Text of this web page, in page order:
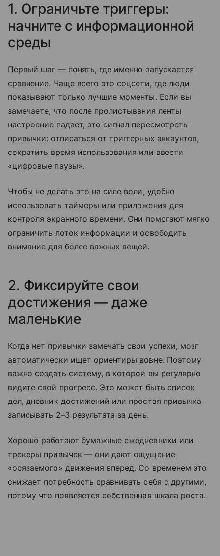
1. Ограничьте триггеры:
начните с информационной
среды
Первый шаг — понять, где именно запускается
сравнение. Чаще всего это соцсети, где люди
показывают только лучшие моменты. Если вы
замечаете, что после пролистывания ленты
настроение падает, это сигнал пересмотреть
привычки: отписаться от триггерных аккаунтов,
сократить время использования или ввести
«цифровые паузы».
Чтобы не делать это на силе воли, удобно
использовать таймеры или приложения для
контроля экранного времени. Они помогают мягко
ограничить поток информации и освободить
внимание для более важных вещей.
2. Фиксируйте свои
достижения — даже
маленькие
Когда нет привычки замечать свои успехи, мозг
автоматически ищет ориентиры вовне. Поэтому
важно создать систему, в которой вы регулярно
видите свой прогресс. Это может быть список
дел, дневник достижений или простая привычка
записывать 2–3 результата за день.
Хорошо работают бумажные ежедневники или
трекеры привычек — они дают ощущение
«осязаемого» движения вперед. Со временем это
снижает потребность сравнивать себя с другими,
потому что появляется собственная шкала роста.